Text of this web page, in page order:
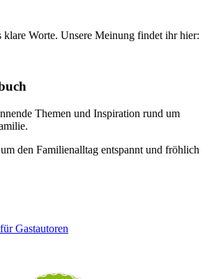
klare Worte. Unsere Meinung findet ihr hier:
Themen und Inspiration rund um
den Familienalltag entspannt und fröhlich
Gastautoren